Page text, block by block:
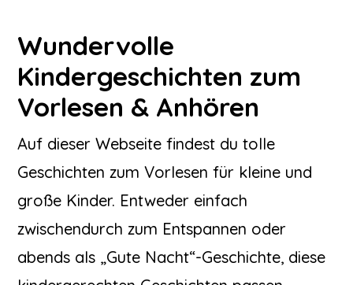
Wundervolle
Kindergeschichten zum
Vorlesen & Anhören
Auf dieser Webseite findest du tolle
Geschichten zum Vorlesen für kleine und
große Kinder. Entweder einfach
zwischendurch zum Entspannen oder
abends als „Gute Nacht“-Geschichte, diese